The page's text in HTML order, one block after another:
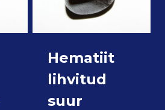
Hematiit
lihvitud
suur